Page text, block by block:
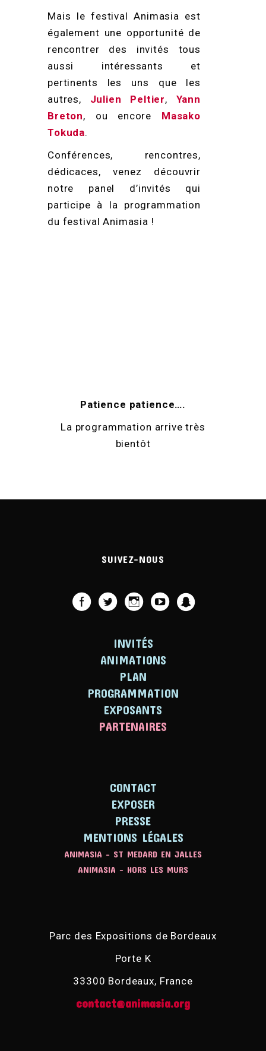
Mais le festival Animasia est
également une opportunité de
rencontrer des invités tous
aussi intéressants et
pertinents les uns que les
autres, Julien Peltier, Yann
Breton, ou encore Masako
Tokuda.
Conférences, rencontres,
dédicaces, venez découvrir
notre panel d’invités qui
participe à la programmation
du festival Animasia !
Patience patience….
La programmation arrive très
bientôt
SUIVEZ-NOUS
INVITÉS
ANIMATIONS
PLAN
PROGRAMMATION
EXPOSANTS
PARTENAIRES
CONTACT
EXPOSER
PRESSE
MENTIONS LÉGALES
ANIMASIA - ST MEDARD EN JALLES
ANIMASIA - HORS LES MURS
Parc des Expositions de Bordeaux
Porte K
33300 Bordeaux, France
contact@animasia.org